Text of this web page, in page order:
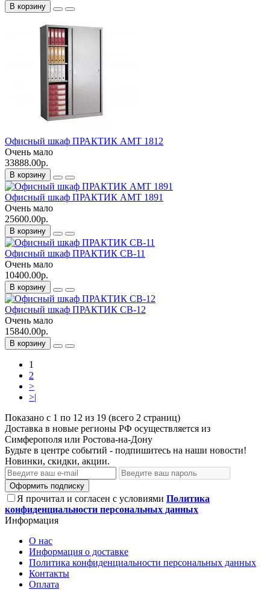
В корзину
Офисный шкаф ПРАКТИК AMT 1812
Очень мало
33888.00р.
В корзину
Офисный шкаф ПРАКТИК AMT 1891
Очень мало
25600.00р.
В корзину
Офисный шкаф ПРАКТИК CB-11
Очень мало
10400.00р.
В корзину
Офисный шкаф ПРАКТИК CB-12
Очень мало
15840.00р.
В корзину
1
2
>
>|
Показано с 1 по 12 из 19 (всего 2 страниц)
Доставка в новые регионы РФ осуществляется из
Симферополя или Ростова-на-Дону
Будьте в центре событий - подпишитесь на наши новости!
Новинки, скидки, акции.
Оформить подписку
Я прочитал и согласен с условиями Политика
конфиденциальности персональных данных
Информация
О нас
Информация о доставке
Политика конфиденциальности персональных данных
Контакты
Оплата